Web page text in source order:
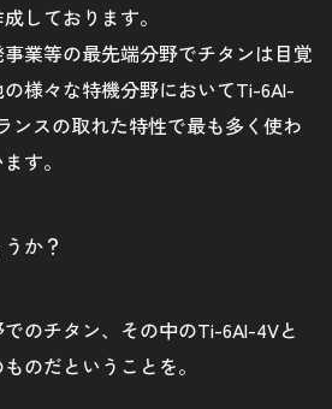
しております。
業等の最先端分野でチタンは目覚
様々な特機分野においてTi-6Al-
ンスの取れた特性で最も多く使わ
す。
か？
のチタン、その中のTi-6Al-4Vと
のだということを。